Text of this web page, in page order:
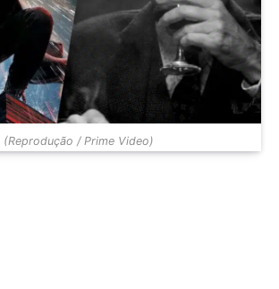
(Reprodução / Prime Video)